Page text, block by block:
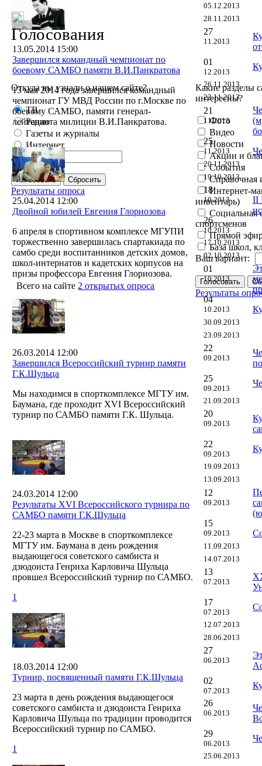
13.05.2014 15:00
Завершился командный чемпионат по
боевому САМБО памяти В.И.Панкратова
13 мая 2014 года завершился командный
чемпионат ГУ МВД России по г.Москве по
боевому САМБО, памяти генерал-
лейтенанта милиции В.И.Панкратова.
25.04.2014 12:00
Двойной юбилей Евгения Глориозова
6 апреля в спортивном комплексе МГУПИ
торжественно завершилась спартакиада по
самбо среди воспитанников детских домов,
школ-интернатов и кадетских корпусов на
призы профессора Евгения Глориозова.
26.03.2014 12:00
Завершился Всероссийский турнир памяти
Г.К.Шульца
Мы находимся в спорткомплексе МГТУ им.
Баумана, где проходит XVI Всероссийский
турнир по САМБО памяти Г.К. Шульца.
24.03.2014 12:00
Результаты ХVI Всероссийского турнира по
САМБО памяти Г.К.Шульца
22-23 марта в Москве в спорткомплексе
МГТУ им. Баумана в день рождения
выдающегося советского самбиста и
дзюдоиста Генриха Карловича Шульца
провшел Всероссийский турнир по САМБО.
1
18.03.2014 12:00
Турнир, посвященный памяти Г.К.Шульца
23 марта в день рождения выдающегося
советского самбиста и дзюдоиста Генриха
Карловича Шульца по традиции проводится
Всероссийский турнир по САМБО.
1
05.12.2013
28.11.2013
27
11.2013
01
12.2013
26.11.2013
22.11.2013
21
11.2013
25
11.2013
20.11.2013
19.10.2013
18
10.2013
26
10.2013
II
17.10.2013
02.10.2013
01
10.2013
04
10.2013
30.09.2013
23.09.2013
22
09.2013
25
09.2013
21.09.2013
20
09.2013
22
09.2013
19.09.2013
13.09.2013
12
09.2013
15
09.2013
11.09.2013
14.07.2013
13
07.2013
17
07.2013
12.07.2013
28.06.2013
27
06.2013
02
07.2013
26
06.2013
29
06.2013
25.06.2013
Голосования
Откуда вы узнали о нашем сайте?
ТВ
Радио
Газеты и журналы
Интернет
Другое:
Результаты опроса
Какие разделы
интересны?
Фото
Видео
Новости
Акции и
События
Справочная
Интернет-
инвентарь)
Социальная
спортсменов
Прямой
База школ,
Ваш вариант:
Результаты
Всего на сайте 2 открытых опроса